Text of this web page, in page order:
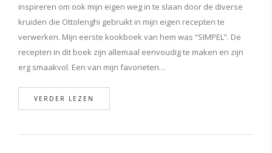
inspireren om ook mijn eigen weg in te slaan door de diverse
kruiden die Ottolenghi gebruikt in mijn eigen recepten te
verwerken. Mijn eerste kookboek van hem was “SIMPEL”. De
recepten in dit boek zijn allemaal eenvoudig te maken en zijn
erg smaakvol. Een van mijn favorieten…
VERDER LEZEN